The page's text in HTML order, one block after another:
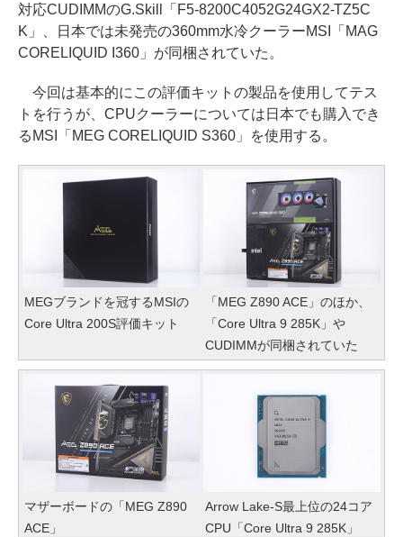
対応CUDIMMのG.Skill「F5-8200C4052G24GX2-TZ5C
K」、日本では未発売の360mm水冷クーラーMSI「MAG
CORELIQUID I360」が同梱されていた。
今回は基本的にこの評価キットの製品を使用してテス
トを行うが、CPUクーラーについては日本でも購入でき
るMSI「MEG CORELIQUID S360」を使用する。
MEGブランドを冠するMSIの
Core Ultra 200S評価キット
「MEG Z890 ACE」のほか、
「Core Ultra 9 285K」や
CUDIMMが同梱されていた
マザーボードの「MEG Z890
ACE」
Arrow Lake-S最上位の24コア
CPU「Core Ultra 9 285K」